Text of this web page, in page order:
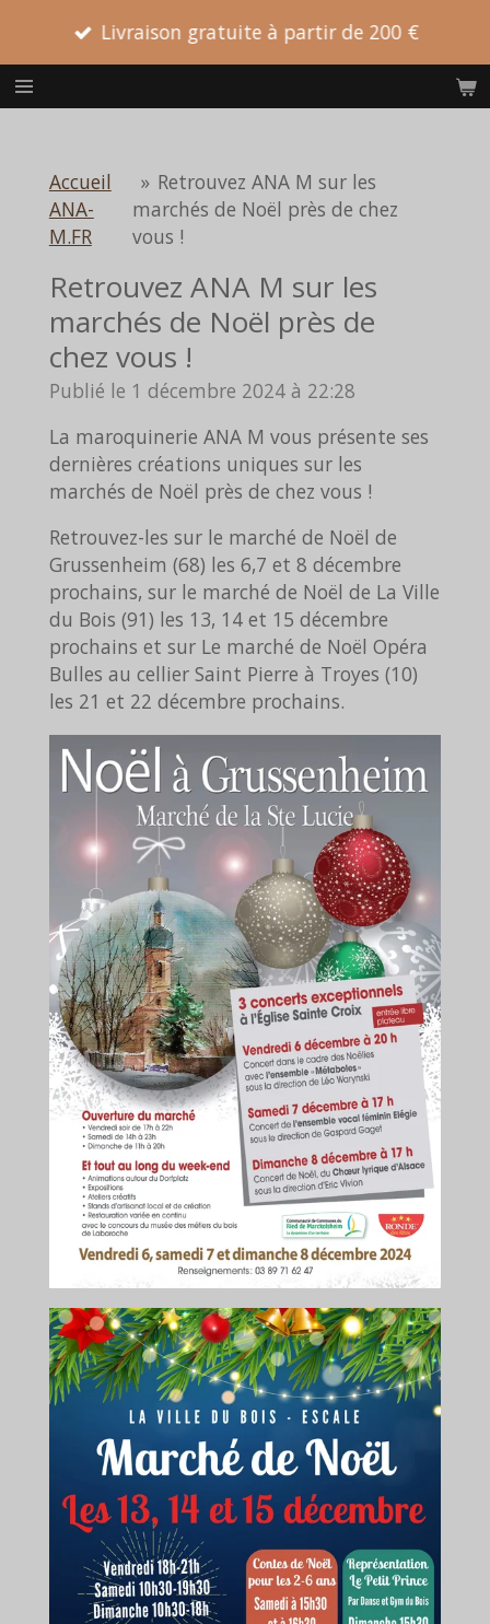
contenu
principal
Livraison gratuite à partir de 200 €
Accueil
ANA-
M.FR
» Retrouvez ANA M sur les
marchés de Noël près de chez
vous !
Retrouvez ANA M sur les
marchés de Noël près de
chez vous !
Publié le 1 décembre 2024 à 22:28
La maroquinerie ANA M vous présente ses
dernières créations uniques sur les
marchés de Noël près de chez vous !
Retrouvez-les sur le marché de Noël de
Grussenheim (68) les 6,7 et 8 décembre
prochains, sur le marché de Noël de La Ville
du Bois (91) les 13, 14 et 15 décembre
prochains et sur Le marché de Noël Opéra
Bulles au cellier Saint Pierre à Troyes (10)
les 21 et 22 décembre prochains.